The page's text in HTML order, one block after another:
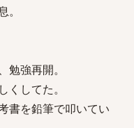
勉強再開。
してた。
書を鉛筆で叩いてい